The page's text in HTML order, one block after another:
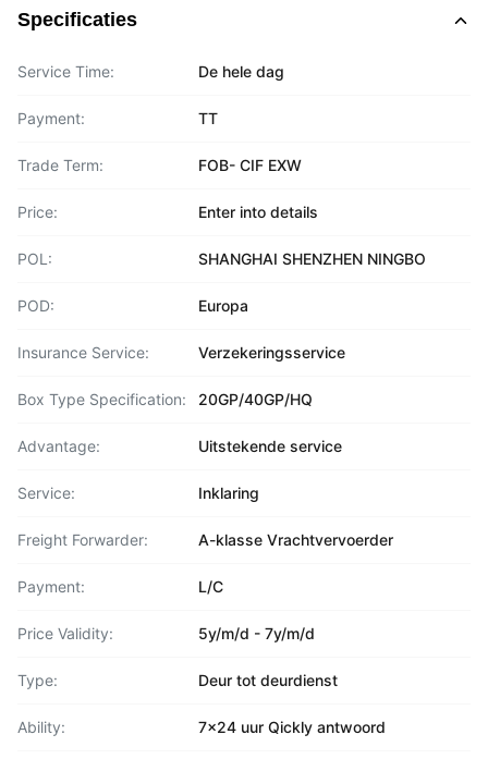
Specificaties
Service Time: De hele dag
Payment: TT
Trade Term: FOB- CIF EXW
Price: Enter into details
POL: SHANGHAI SHENZHEN NINGBO
POD: Europa
Insurance Service: Verzekeringsservice
Box Type Specification: 20GP/40GP/HQ
Advantage: Uitstekende service
Service: Inklaring
Freight Forwarder: A-klasse Vrachtvervoerder
Payment: L/C
Price Validity: 5y/m/d - 7y/m/d
Type: Deur tot deurdienst
Ability: 7x24 uur Qickly antwoord